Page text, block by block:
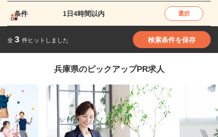
条件 1日4時間以内 選択
全 3 件ヒットしました 検索条件を保存
兵庫県のピックアップPR求人